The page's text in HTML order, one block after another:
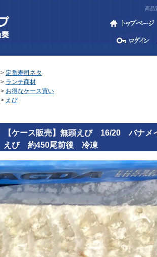
高品
> 定番寿司ネタ
> ランチ商材
> お得なケース買い
> えび
【ケース販売】無頭えび 16/20 バ
えび 約450尾前後 冷凍